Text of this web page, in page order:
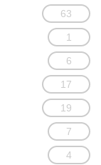
63
1
6
17
19
7
4